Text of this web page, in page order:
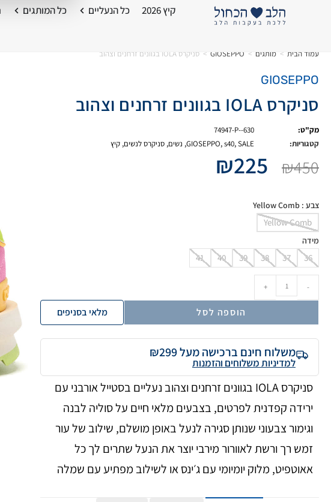
קיץ 2026 כל הנעליים כל המותגים
עמוד הבית > מותגים >
GIOSEPPO
> סניקרס IOLA בגוונים זרחנים וצהוב
GIOSEPPO
סניקרס IOLA בגוונים זרחנים וצהוב
מק"ט:
74947-P--630
קטגוריות:
GIOSEPPO,s40,SALE
, נשים, סניקרס לנשים, קיץ
₪450
₪225
צבע : Yellow Comb
Yellow Comb
מידה
36
37
38
39
40
41
-
+
הוספה לסל מלאי בסניפים
משלוח חינם ברכישה מעל ₪299
למדיניות משלוחים והזמנות
סניקרס IOLA בגוונים זרחנים וצהוב נעליים בסטייל אורבני עם
ירידה קפדנית לפרטים, בצבעים מלאי חיים על סוליה לבנה
וגימור צבעוני שנותן סגירה לנעל באופן מושלם, שילוב של עור
זמש רך ורשת לאוורור מירבי יוצר את הנעל שתרים לך כל
אאוטפיט, מלוק יומיומי עם ג׳ינס או לשילוב מפתיע עם שמלה